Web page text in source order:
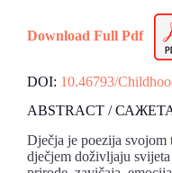
Download Full Pdf
DOI: 10.46793/
ABSTRACT /
Dječja je poezija svojom
dječjem doživljaju